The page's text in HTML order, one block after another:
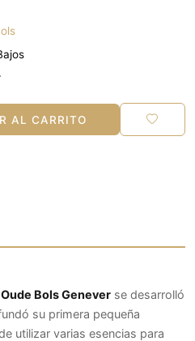
AL CARRITO
Bols Genever se desarrolló
su primera pequeña
utilizar varias esencias para